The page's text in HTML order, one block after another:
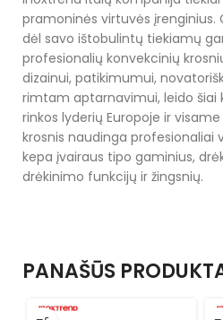
pramoninės virtuvės įrenginius.
dėl savo ištobulintų tiekiamų
profesionalių konvekcinių
dizainui, patikimumui,
rimtam aptarnavimui, leido šiai
rinkos lyderių Europoje ir
krosnis naudinga profesionaliai
kepa įvairaus tipo gaminius,
drėkinimo funkcijų ir žingsnių.
PANAŠŪS